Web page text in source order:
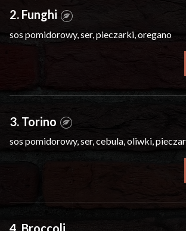
2. Funghi
sos pomidorowy, ser, pieczarki, oregano
3. Torino
sos pomidorowy, ser, cebula, oliwki,
4. Broccoli